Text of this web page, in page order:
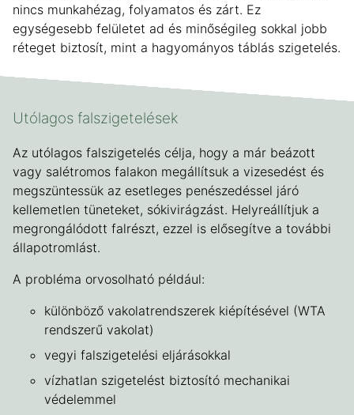
nincs munkahézag, folyamatos és zárt. Ez
egységesebb felületet ad és minőségileg sokkal jobb
réteget biztosít, mint a hagyományos táblás szigetelés.
Utólagos falszigetelések
Az utólagos falszigetelés célja, hogy a már beázott
vagy salétromos falakon megállítsuk a vizesedést és
megszüntessük az esetleges penészedéssel járó
kellemetlen tüneteket, sókivirágzást. Helyreállítjuk a
megrongálódott falrészt, ezzel is elősegítve a további
állapotromlást.
A probléma orvosolható például:
különböző vakolatrendszerek kiépítésével (WTA
rendszerű vakolat)
vegyi falszigetelési eljárásokkal
vízhatlan szigetelést biztosító mechanikai
védelemmel